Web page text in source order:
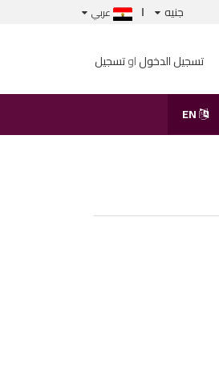
جنيه عربي
تسجيل الدخولاوتسجيل